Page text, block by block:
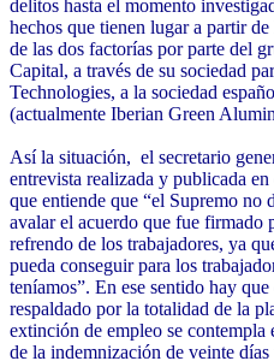
delitos hasta el momento
hechos que tienen lugar a partir
de las dos factorías por parte del
Capital, a través de su sociedad
Technologies, a la sociedad
(actualmente Iberian Green
Así la situación, el secretario
entrevista realizada y publicada
que entiende que “el Supremo no
avalar el acuerdo que fue firmado
refrendo de los trabajadores, ya
pueda conseguir para los
teníamos”. En ese sentido hay
respaldado por la totalidad de la
extinción de empleo se contempla
de la indemnización de veinte